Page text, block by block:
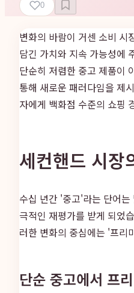
0
변화의 바람이 거센 소비 시
담긴 가치와 지속 가능성에
단순히 저렴한 중고 제품이
통해 새로운 패러다임을 제
자에게 백화점 수준의 쇼핑
세컨핸드 시장
수십 년간 '중고'라는 단어
극적인 재평가를 받게 되었
러한 변화의 중심에는 '프리
단순 중고에서 프